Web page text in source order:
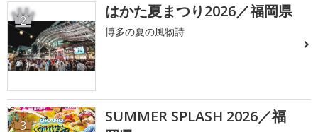
2 はかた夏まつり2026／福岡県
博多の夏の風物詩
3
SUMMER SPLASH 2026／福